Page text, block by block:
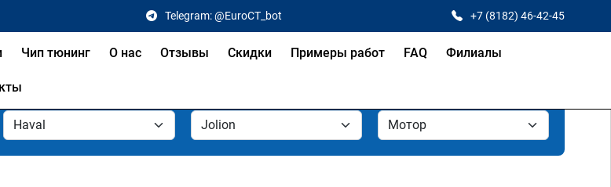
Telegram: @EuroCT_bot +7 (8182) 46-42-45
Чип тюнинг О нас Отзывы Скидки Примеры работ FAQ Филиалы